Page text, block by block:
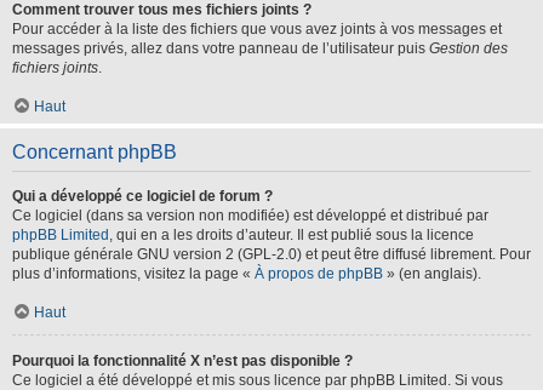
Comment trouver tous mes fichiers joints ?
Pour accéder à la liste des fichiers que vous avez joints à vos messages et
messages privés, allez dans votre panneau de l’utilisateur puis Gestion des
fichiers joints.
Haut
Concernant phpBB
Qui a développé ce logiciel de forum ?
Ce logiciel (dans sa version non modifiée) est développé et distribué par
phpBB Limited , qui en a les droits d’auteur. Il est publié sous la licence
publique générale GNU version 2 (GPL-2.0) et peut être diffusé librement. Pour
plus d’informations, visitez la page « À propos de phpBB » (en anglais).
Haut
Pourquoi la fonctionnalité X n’est pas disponible ?
Ce logiciel a été développé et mis sous licence par phpBB Limited. Si vous